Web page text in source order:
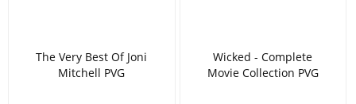
The Very Best Of Joni
Mitchell PVG
Wicked - Complete
Movie Collection PVG